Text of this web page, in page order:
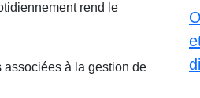
rend le
associées à la gestion de